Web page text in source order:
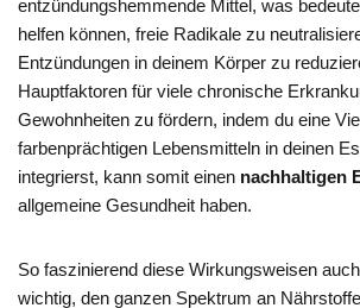
entzündungshemmende Mittel, was
helfen können, freie Radikale zu
Entzündungen in deinem Körper zu
Hauptfaktoren für viele chronische
Gewohnheiten zu fördern, indem du eine
farbenprächtigen Lebensmitteln in deinen
integrierst, kann somit einen nachhaltigen
allgemeine Gesundheit haben.
So faszinierend diese Wirkungsweisen
wichtig, den ganzen Spektrum an